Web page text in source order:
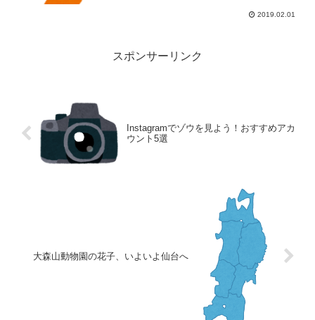
2019.02.01
スポンサーリンク
Instagramでゾウを見よう！おすすめアカ
ウント5選
大森山動物園の花子、いよいよ仙台へ